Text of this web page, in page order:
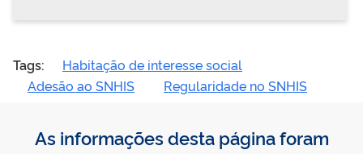
Tags:
Habitação de interesse social
Adesão ao SNHIS
Regularidade no SNHIS
As informações desta página foram